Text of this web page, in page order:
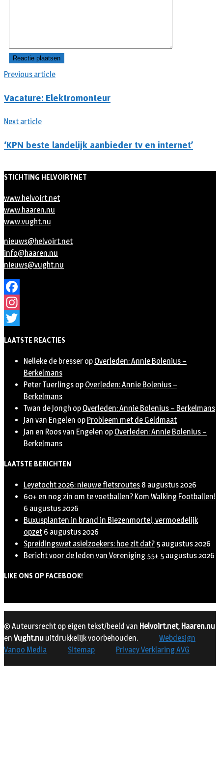
Previous article
Vacature: Elektromonteur
Next article
‘KPN beste landelijk aanbieder tv en internet’
STICHTING HELVOIRTNET
www.helvoirt.net
www.haaren.nu
www.vught.nu
nieuws@helvoirt.net
info@haaren.nu
nieuws@vught.nu
Facebook
Instagram
LAATSTE REACTIES
Nelleke de bresser op Overleden: Annie Bolenius –
Berkelmans
Peter Tuerlings op Overleden: Annie Bolenius –
Berkelmans
Twan de Jongh op Overleden: Annie Bolenius – Berkelmans
Jan van Engelen op Probleem met de Geldmaat
Jan en Roos van Engelen op Overleden: Annie Bolenius –
Berkelmans
LAATSTE BERICHTEN
Leyetocht 2026: nieuwe fietsroutes 8 augustus 2026
60+ en nog zin om te voetballen? Kom Walking Footballen!
6 augustus 2026
Buxusplanten in brand in Biezenmortel, vermoedelijk
opzet 6 augustus 2026
Spreidingswet asielzoekers: hoe zit dat? 5 augustus 2026
Bericht voor de leden van Vereniging 55+ 5 augustus 2026
LIKE ONS OP FACEBOOK!
© Auteursrecht op eigen tekst/beeld van Helvoirt.net, Haaren.nu
en Vught.nu uitdrukkelijk voorbehouden.
Webdesign
Vanoo Media
Sitemap Privacy Verklaring AVG